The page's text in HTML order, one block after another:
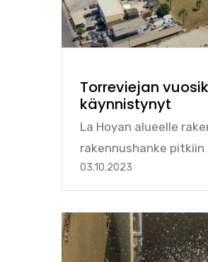
Torreviejan
käynnistynyt
La Hoyan alueelle
rakennushanke pitkiin
03.10.2023